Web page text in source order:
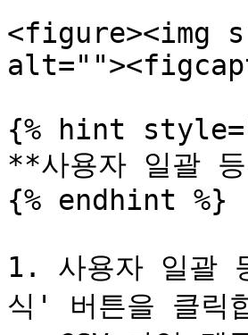
<figure><img
{% hint
**사용자 일괄
{% endhint %}
1. 사용자 일괄
식' 버튼을 클릭